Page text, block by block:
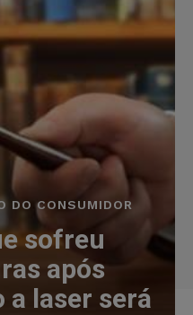
DO CONSUMIDOR
sofreu
após
laser será